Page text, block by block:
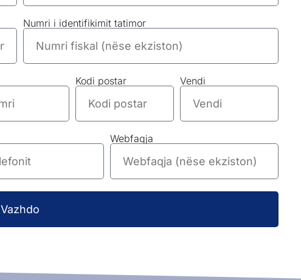
Numri i identifikimit tatimor
Kodi postar Vendi
Webfaqja
Vazhdo